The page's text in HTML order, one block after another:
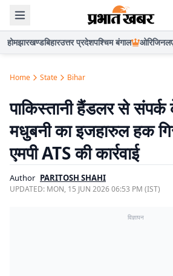
होमझारखण्डबिहारउत्तर प्रदेशपश्चिम बंगाल ओरिजिनल
Home State Bihar
पाकिस्तानी हैंडलर से
मधुबनी का इजहारुल हक
एमपी ATS की कार्रवाई
Author PARITOSH SHAHI
UPDATED: MON, 15 JUN 2026 06:53 PM (IST)
विज्ञापन